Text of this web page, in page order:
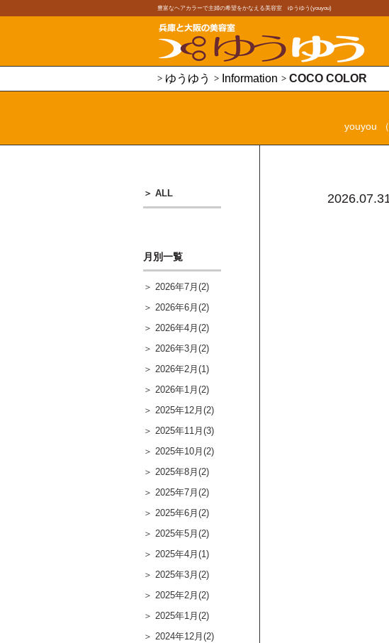
豊富なヘアカラーで主婦の希望をかなえる美容室 ゆうゆう(youyou)
ゆうゆう Information COCO COLOR
youyou
ALL
月別一覧
2026年7月(2)
2026年6月(2)
2026年4月(2)
2026年3月(2)
2026年2月(1)
2026年1月(2)
2025年12月(2)
2025年11月(3)
2025年10月(2)
2025年8月(2)
2025年7月(2)
2025年6月(2)
2025年5月(2)
2025年4月(1)
2025年3月(2)
2025年2月(2)
2025年1月(2)
2024年12月(2)